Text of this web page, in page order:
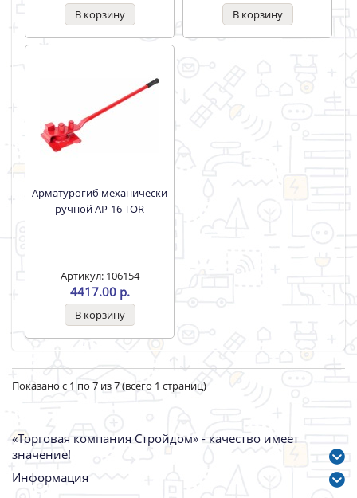
Арматурогиб механически
ручной АР-16 TOR
Артикул: 106154
4417.00 р.
Показано с 1 по 7 из 7 (всего 1 страниц)
«Торговая компания Стройдом» - качество имеет
значение!
Информация